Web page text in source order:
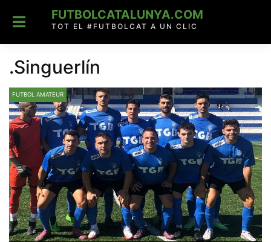
content
FUTBOLCATALUNYA.COM
TOT EL #FUTBOLCAT A UN CLIC
.Singuerlín
FUTBOL AMATEUR